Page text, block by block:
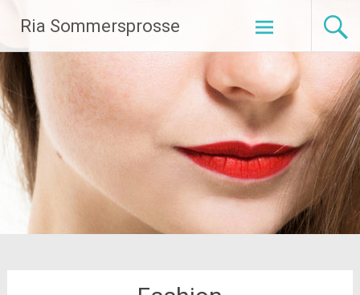
Inhalt
springen
Ria Sommersprosse